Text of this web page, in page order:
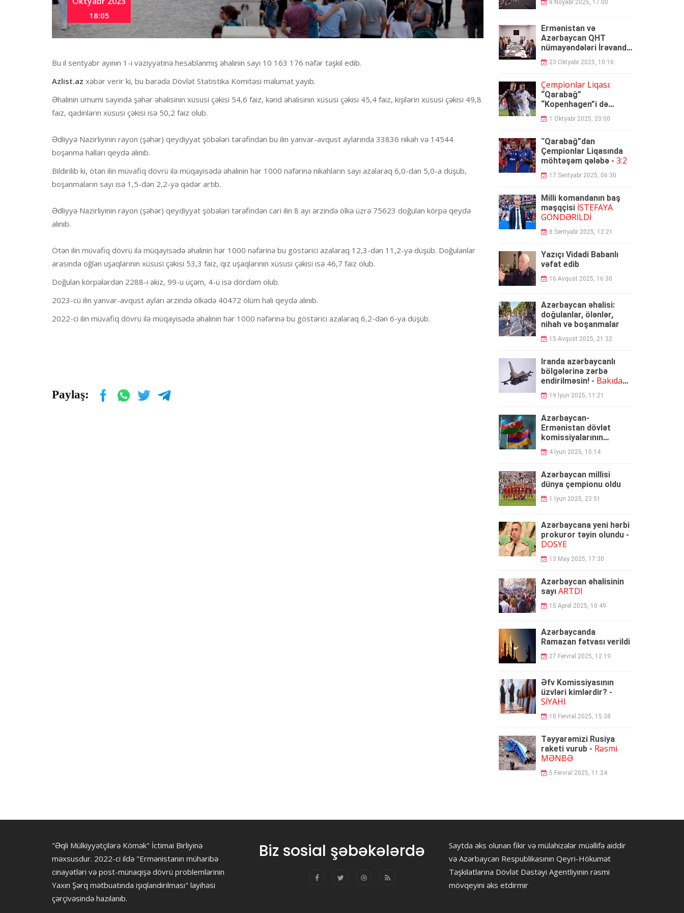
18:05
Bu il sentyabr ayının 1-i vəziyyətinə hesablanmış əhalinin sayı 10 163 176 nəfər təşkil edib.
Azlist.az xəbər verir ki, bu barədə Dövlət Statistika Komitəsi məlumat yayıb.
Əhalinin ümumi sayında şəhər əhalisinin xüsusi çəkisi 54,6 faiz, kənd əhalisinin xüsusi çəkisi 45,4 faiz, kişilərin xüsusi çəkisi 49,8
faiz, qadınların xüsusi çəkisi isə 50,2 faiz olub.
Ədliyyə Nazirliyinin rayon (şəhər) qeydiyyat şöbələri tərəfindən bu ilin yanvar-avqust aylarında 33836 nikah və 14544
boşanma halları qeydə alınıb.
Bildirilib ki, ötən ilin müvafiq dövrü ilə müqayisədə əhalinin hər 1000 nəfərinə nikahların sayı azalaraq 6,0-dan 5,0-a düşüb,
boşanmaların sayı isə 1,5-dən 2,2-yə qədər artıb.
Ədliyyə Nazirliyinin rayon (şəhər) qeydiyyat şöbələri tərəfindən cari ilin 8 ayı ərzində ölkə üzrə 75623 doğulan körpə qeydə
alınıb.
Ötən ilin müvafiq dövrü ilə müqayisədə əhalinin hər 1000 nəfərinə bu göstərici azalaraq 12,3-dən 11,2-yə düşüb. Doğulanlar
arasında oğlan uşaqlarının xüsusi çəkisi 53,3 faiz, qız uşaqlarının xüsusi çəkisi isə 46,7 faiz olub.
Doğulan körpələrdən 2288-i əkiz, 99-u üçəm, 4-ü isə dördəm olub.
2023-cü ilin yanvar-avqust ayları ərzində ölkədə 40472 ölüm halı qeydə alınıb.
2022-ci ilin müvafiq dövrü ilə müqayisədə əhalinin hər 1000 nəfərinə bu göstərici azalaraq 6,2-dən 6-ya düşüb.
Paylaş:
8 Noyabr 2025, 17:00
Ermənistan və
Azərbaycan QHT
nümayəndələri İrəvanda
GÖRÜŞDÜLƏR
23 Oktyabr 2025, 10:16
Çempionlar Liqası:
“Qarabağ”
“Kopenhagen”i də
məğlub etdi
1 Oktyabr 2025, 23:00
“Qarabağ”dan
Çempionlar Liqasında
möhtəşəm qələbə - 3:2
17 Sentyabr 2025, 06:30
Milli komandanın baş
məşqçisiİSTEFAYA
GÖNDƏRİLDİ
8 Sentyabr 2025, 12:21
Yazıçı Vidadi Babanlı
vəfat edib
16 Avqust 2025, 16:30
Azərbaycan əhalisi:
doğulanlar, ölənlər,
nihah və boşanmalar
15 Avqust 2025, 21:32
İranda azərbaycanlı
bölgələrinə zərbə
endirilməsin! - Bakıdan
İsrailə müraciət
19 İyun 2025, 11:21
Azərbaycan-
Ermənistan dövlət
komissiyalarının
görüşü olub
4 İyun 2025, 10:14
Azərbaycan millisi
dünya çempionu oldu
1 İyun 2025, 23:51
Azərbaycana yeni hərbi
prokuror təyin olundu -
DOSYE
13 May 2025, 17:30
Azərbaycan əhalisinin
sayı ARTDI
15 Aprel 2025, 10:49
Azərbaycanda
Ramazan fətvası verildi
27 Fervral 2025, 12:19
Əfv Komissiyasının
üzvləri kimlərdir? -
SİYAHI
10 Fervral 2025, 15:38
Təyyarəmizi Rusiya
raketi vurub - Rəsmi
MƏNBƏ
5 Fervral 2025, 11:24
"Əqli Mülkiyyətçilərə Kömək" İctimai Birliyinə
məxsusdur. 2022-ci ildə "Ermənistanın müharibə
cinayətləri və post-münaqişə dövrü problemlərinin
Yaxın Şərq mətbuatında işıqlandırılması" layihəsi
çərçivəsində hazılanıb.
Biz sosial şəbəkələrdə
Saytda əks olunan fikir və mülahizələr müəllifə aiddir
və Azərbaycan Respublikasının Qeyri-Hökumət
Təşkilatlarına Dövlət Dəstəyi Agentliyinin rəsmi
mövqeyini əks etdirmir